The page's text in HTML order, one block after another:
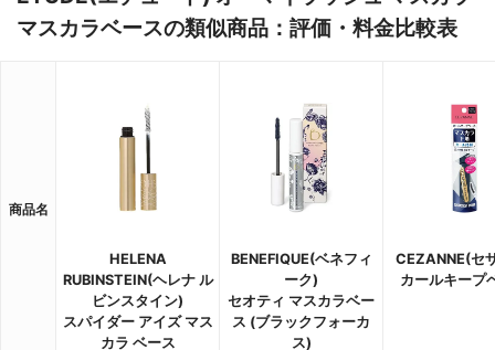
マスカラベースの類似商品：評価・料金比較表
商品名
HELENA
RUBINSTEIN(ヘレナ ル
ビンスタイン)
スパイダー アイズ マス
カラ ベース
BENEFIQUE(ベネフィ
ーク)
セオティ マスカラベー
ス (ブラックフォーカ
ス)
CEZANNE(セ
カールキープ